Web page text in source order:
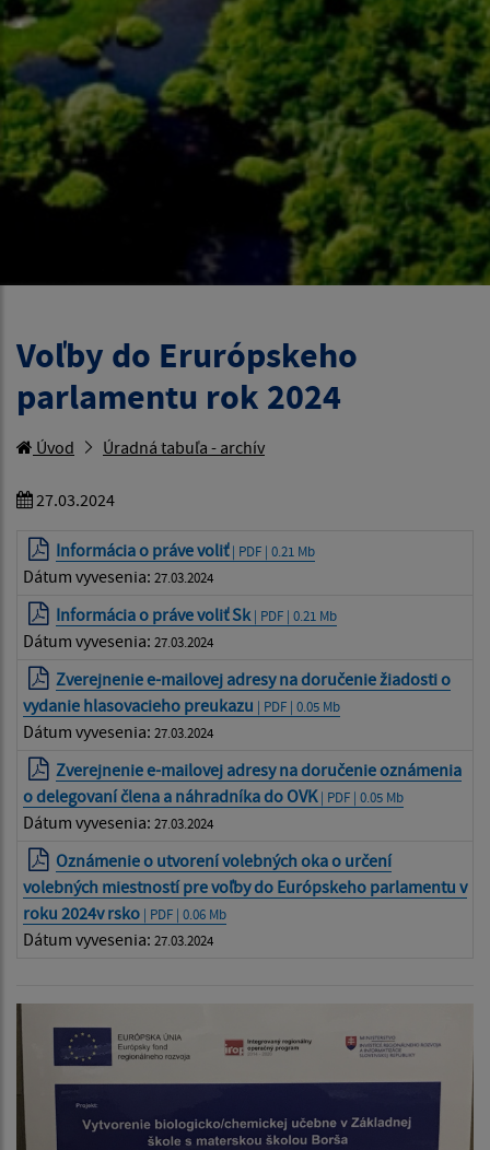
Voľby do Erurópskeho
parlamentu rok 2024
Úvod Úradná tabuľa - archív
27.03.2024
Informácia o práve voliť| PDF | 0.21 Mb
Dátum vyvesenia: 27.03.2024
Informácia o práve voliť Sk | PDF | 0.21 Mb
Dátum vyvesenia: 27.03.2024
Zverejnenie e-mailovej adresy na doručenie žiadosti o
vydanie hlasovacieho preukazu | PDF | 0.05 Mb
Dátum vyvesenia: 27.03.2024
Zverejnenie e-mailovej adresy na doručenie oznámenia
o delegovaní člena a náhradníka do OVK| PDF | 0.05 Mb
Dátum vyvesenia: 27.03.2024
Oznámenie o utvorení volebných oka o určení
volebných miestností pre voľby do Európskeho parlamentu v
roku 2024v rsko | PDF | 0.06 Mb
Dátum vyvesenia: 27.03.2024